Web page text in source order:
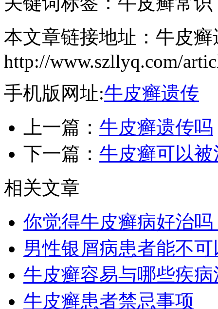
本文章链接地址：牛皮癣
http://www.szllyq.com/
手机版网址:牛皮癣遗传
上一篇： 牛皮癣遗传吗
下一篇： 牛皮癣可以
相关文章
你觉得牛皮癣病好治
男性银屑病患者能不
牛皮癣容易与哪些疾病
牛皮癣患者禁忌事项